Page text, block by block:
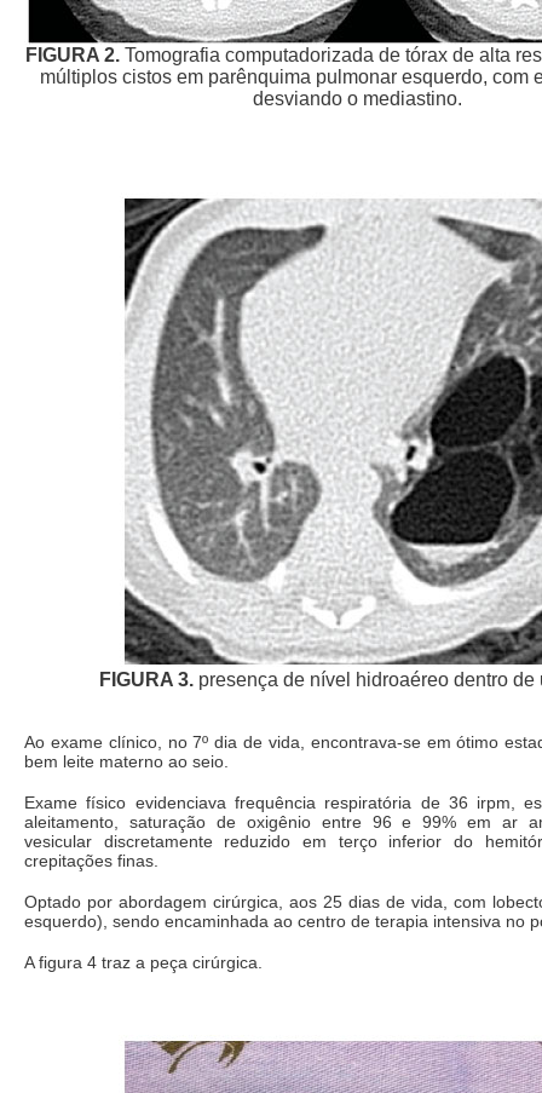
FIGURA 2. Tomografia computadorizada de tórax de alta
múltiplos cistos em parênquima pulmonar esquerdo, com
desviando o mediastino.
FIGURA 3.presença de nível hidroaéreo dentro de
Ao exame clínico, no 7º dia de vida, encontrava-se em ótimo
bem leite materno ao seio.
Exame físico evidenciava frequência respiratória de 36 irpm,
aleitamento, saturação de oxigênio entre 96 e 99% em ar
vesicular discretamente reduzido em terço inferior do
crepitações finas.
Optado por abordagem cirúrgica, aos 25 dias de vida, com
esquerdo), sendo encaminhada ao centro de terapia intensiva no
A figura 4 traz a peça cirúrgica.